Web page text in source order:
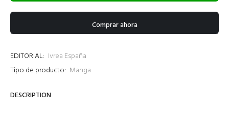
Comprar ahora
EDITORIAL: Ivrea España
Tipo de producto: Manga
DESCRIPTION